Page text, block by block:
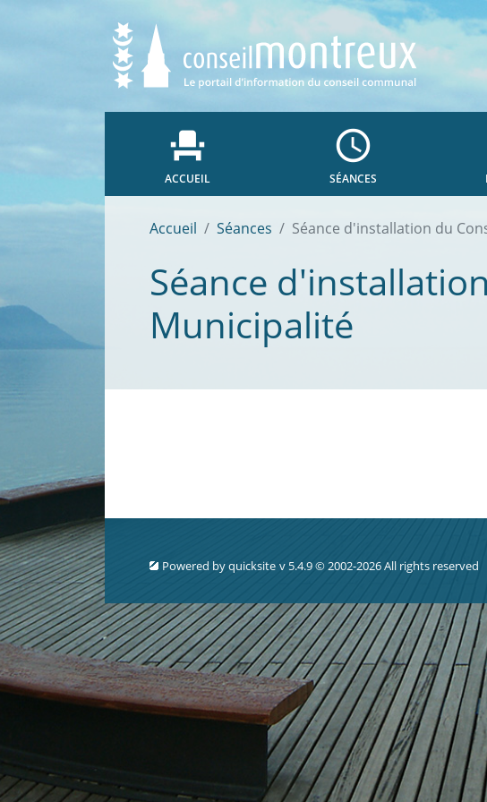
event_seat
ACCUEIL
access_time
SÉANCES
Accueil Séances Séance d'installation du
Séance
Municipalité
Powered byquicksite v 5.4.9 © 2002-2026 All rights reserved